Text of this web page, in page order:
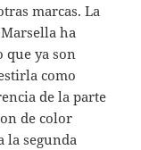
marcas. La
ha
que ya son
como
de la parte
de color
la segunda